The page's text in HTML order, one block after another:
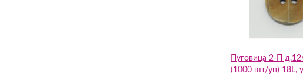
Пуговица 2-П
(1000 шт/уп) 18L,